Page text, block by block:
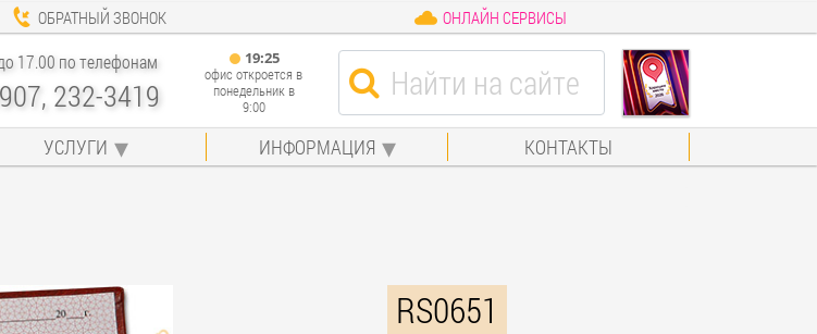
ОБРАТНЫЙ ЗВОНОК ОНЛАЙН СЕРВИСЫ
17.00 по телефонам
232-3419
19:25
офис откроется в
понедельник в
9:00
УСЛУГИ ИНФОРМАЦИЯ КОНТАКТЫ
RS0651